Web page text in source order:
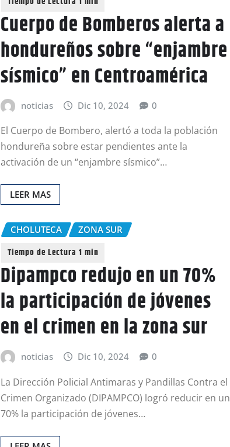
Cuerpo de Bomberos alerta a
hondureños sobre “enjambre
sísmico” en Centroamérica
noticias Dic 10, 2024 0
El Cuerpo de Bombero, alertó a toda la población
hondureña sobre estar pendientes ante la
activación de un “enjambre sísmico”…
LEER MAS
CHOLUTECA ZONA SUR
Dipampco redujo en un 70%
la participación de jóvenes
en el crimen en la zona sur
noticias Dic 10, 2024 0
La Dirección Policial Antimaras y Pandillas Contra el
Crimen Organizado (DIPAMPCO) logró reducir en un
70% la participación de jóvenes…